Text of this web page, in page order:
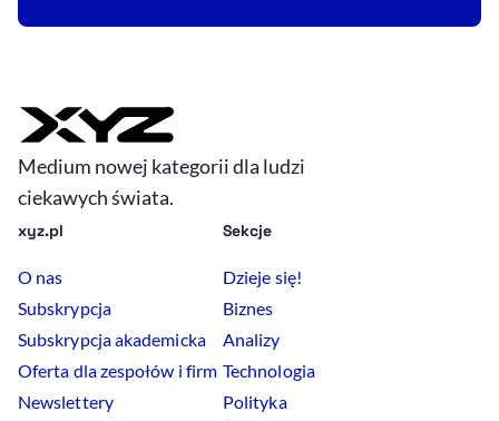
Medium nowej kategorii dla ludzi
ciekawych świata.
xyz.pl
O nas
Subskrypcja
Subskrypcja akademicka
Oferta dla zespołów i firm
Newslettery
Sekcje
Dzieje się!
Biznes
Analizy
Technologia
Polityka